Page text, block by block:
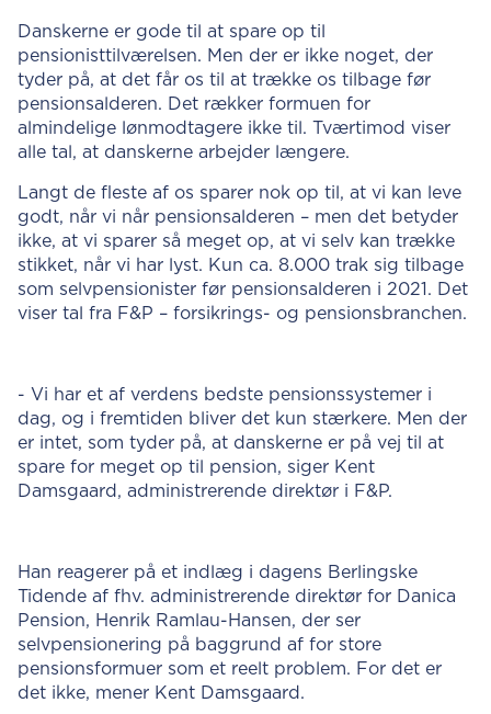
Danskerne er gode til at spare op til
pensionisttilværelsen. Men der er ikke noget, der
tyder på, at det får os til at trække os tilbage før
pensionsalderen. Det rækker formuen for
almindelige lønmodtagere ikke til. Tværtimod viser
alle tal, at danskerne arbejder længere.
Langt de fleste af os sparer nok op til, at vi kan leve
godt, når vi når pensionsalderen – men det betyder
ikke, at vi sparer så meget op, at vi selv kan trække
stikket, når vi har lyst. Kun ca. 8.000 trak sig tilbage
som selvpensionister før pensionsalderen i 2021. Det
viser tal fra F&P – forsikrings- og pensionsbranchen.
- Vi har et af verdens bedste pensionssystemer i
dag, og i fremtiden bliver det kun stærkere. Men der
er intet, som tyder på, at danskerne er på vej til at
spare for meget op til pension, siger Kent
Damsgaard, administrerende direktør i F&P.
Han reagerer på et indlæg i dagens Berlingske
Tidende af fhv. administrerende direktør for Danica
Pension, Henrik Ramlau-Hansen, der ser
selvpensionering på baggrund af for store
pensionsformuer som et reelt problem. For det er
det ikke, mener Kent Damsgaard.